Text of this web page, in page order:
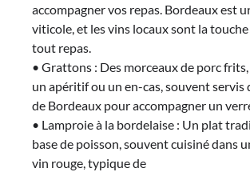
accompagner vos repas. Bordeaux est
viticole, et les vins locaux sont la
tout repas.
• Grattons : Des morceaux de porc
un apéritif ou un en-cas, souvent servis
de Bordeaux pour accompagner un
• Lamproie à la bordelaise : Un plat
base de poisson, souvent cuisiné dans
vin rouge, typique de